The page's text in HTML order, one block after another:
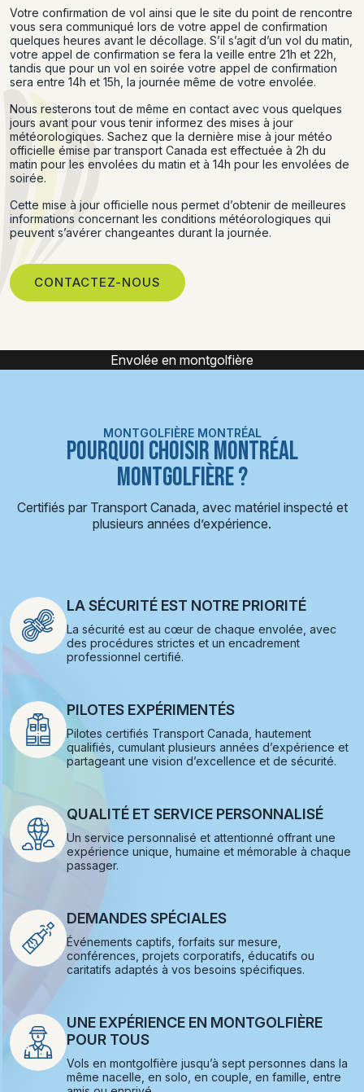
Votre confirmation de vol ainsi que le site du point de rencontre
vous sera communiqué lors de votre appel de confirmation
quelques heures avant le décollage. S’il s’agit d’un vol du matin,
votre appel de confirmation se fera la veille entre 21h et 22h,
tandis que pour un vol en soirée votre appel de confirmation
sera entre 14h et 15h, la journée même de votre envolée.
Nous resterons tout de même en contact avec vous quelques
jours avant pour vous tenir informez des mises à jour
météorologiques. Sachez que la dernière mise à jour météo
officielle émise par transport Canada est effectuée à 2h du
matin pour les envolées du matin et à 14h pour les envolées de
soirée.
Cette mise à jour officielle nous permet d’obtenir de meilleures
informations concernant les conditions météorologiques qui
peuvent s’avérer changeantes durant la journée.
CONTACTEZ-NOUS
Expérience montgolfière
MONTGOLFIÈRE MONTRÉAL
POURQUOI CHOISIR MONTRÉAL
MONTGOLFIÈRE ?
Certifiés par Transport Canada, avec matériel inspecté et
plusieurs années d’expérience.
LA SÉCURITÉ EST NOTRE PRIORITÉ
La sécurité est au cœur de chaque envolée, avec
des procédures strictes et un encadrement
professionnel certifié.
PILOTES EXPÉRIMENTÉS
Pilotes certifiés Transport Canada, hautement
qualifiés, cumulant plusieurs années d’expérience et
partageant une vision d’excellence et de sécurité.
QUALITÉ ET SERVICE PERSONNALISÉ
Un service personnalisé et attentionné offrant une
expérience unique, humaine et mémorable à chaque
passager.
DEMANDES SPÉCIALES
Événements captifs, forfaits sur mesure,
conférences, projets corporatifs, éducatifs ou
caritatifs adaptés à vos besoins spécifiques.
UNE EXPÉRIENCE EN MONTGOLFIÈRE
POUR TOUS
Vols en montgolfière jusqu’à sept personnes dans la
même nacelle, en solo, en couple, en famille, entre